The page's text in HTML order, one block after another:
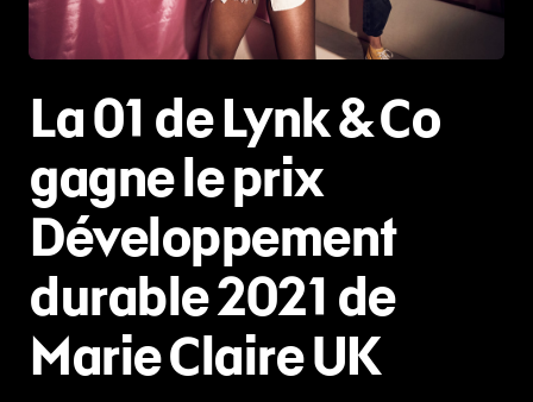
JPEG
La 01 de Lynk & Co
gagne le prix
Développement
durable 2021 de
Marie Claire UK